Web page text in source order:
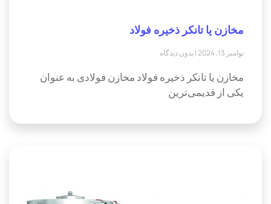
مخازن یا تانکر ذخیره فولاد
نوامبر 13, 2024 بدون دیدگاه
مخازن یا تانکر ذخیره فولاد مخازن فولادی به عنوان
یکی از قدیمی‌ترین